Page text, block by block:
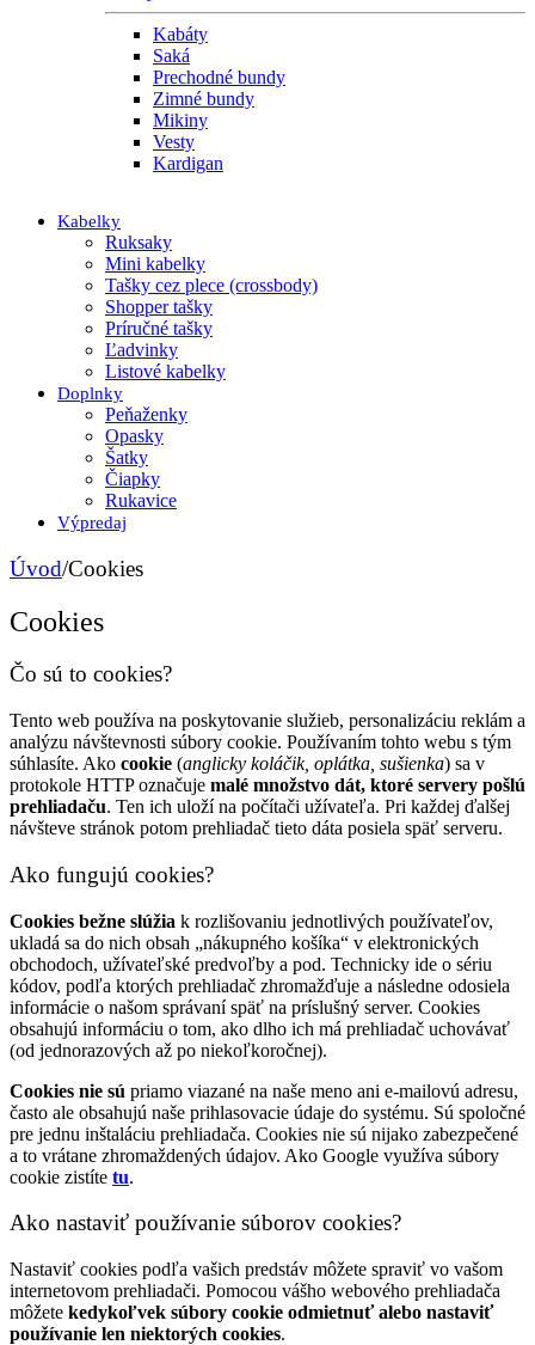
Kabáty
Saká
Prechodné bundy
Zimné bundy
Mikiny
Vesty
Kardigan
Kabelky
Ruksaky
Mini kabelky
Tašky cez plece (crossbody)
Shopper tašky
Príručné tašky
Ľadvinky
Listové kabelky
Doplnky
Peňaženky
Opasky
Šatky
Čiapky
Rukavice
Výpredaj
Úvod/Cookies
Cookies
Čo sú to cookies?
Tento web používa na poskytovanie služieb, personalizáciu reklám a
analýzu návštevnosti súbory cookie. Používaním tohto webu s tým
súhlasíte. Ako cookie (anglicky koláčik, oplátka, sušienka) sa v
protokole HTTP označuje malé množstvo dát, ktoré servery pošlú
prehliadaču. Ten ich uloží na počítači užívateľa. Pri každej ďalšej
návšteve stránok potom prehliadač tieto dáta posiela späť serveru.
Ako fungujú cookies?
Cookies bežne slúžia k rozlišovaniu jednotlivých používateľov,
ukladá sa do nich obsah „nákupného košíka“ v elektronických
obchodoch, užívateľské predvoľby a pod. Technicky ide o sériu
kódov, podľa ktorých prehliadač zhromažďuje a následne odosiela
informácie o našom správaní späť na príslušný server. Cookies
obsahujú informáciu o tom, ako dlho ich má prehliadač uchovávať
(od jednorazových až po niekoľkoročnej).
Cookies nie sú priamo viazané na naše meno ani e-mailovú adresu,
často ale obsahujú naše prihlasovacie údaje do systému. Sú spoločné
pre jednu inštaláciu prehliadača. Cookies nie sú nijako zabezpečené
a to vrátane zhromaždených údajov. Ako Google využíva súbory
cookie zistíte tu.
Ako nastaviť používanie súborov cookies?
Nastaviť cookies podľa vašich predstáv môžete spraviť vo vašom
internetovom prehliadači. Pomocou vášho webového prehliadača
môžete kedykoľvek súbory cookie odmietnuť alebo nastaviť
používanie len niektorých cookies.